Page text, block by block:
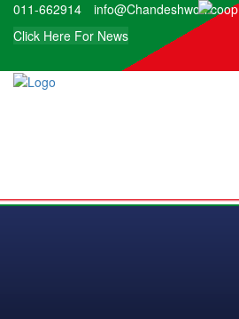
011-662914
Click Here For News